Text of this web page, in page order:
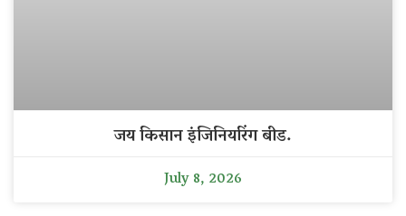
जय किसान इंजिनियरिंग बीड.
July 8, 2026